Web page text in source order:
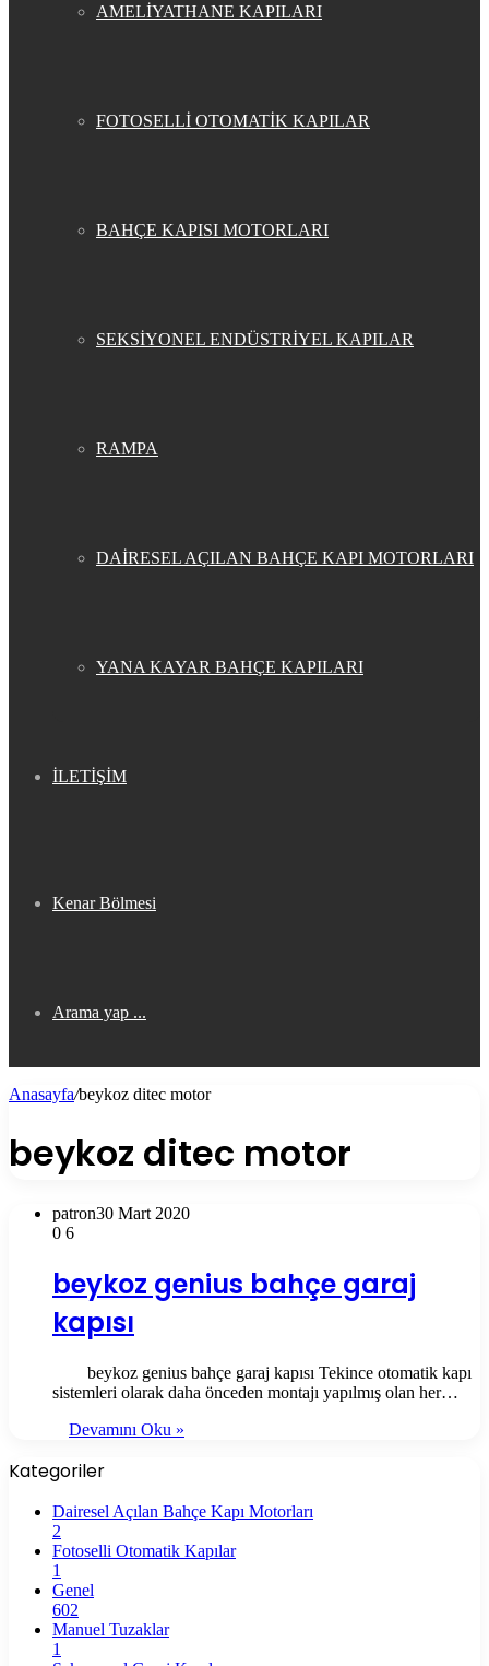
AMELİYATHANE KAPILARI
FOTOSELLİ OTOMATİK KAPILAR
BAHÇE KAPISI MOTORLARI
SEKSİYONEL ENDÜSTRİYEL KAPILAR
RAMPA
DAİRESEL AÇILAN BAHÇE KAPI MOTORLARI
YANA KAYAR BAHÇE KAPILARI
İLETİŞİM
Kenar Bölmesi
Arama yap ...
Anasayfa/beykoz ditec motor
beykoz ditec motor
patron30 Mart 2020
0 6
beykoz genius bahçe garaj
kapısı
beykoz genius bahçe garaj kapısı Tekince otomatik kapı
sistemleri olarak daha önceden montajı yapılmış olan her…
Devamını Oku »
Kategoriler
Dairesel Açılan Bahçe Kapı Motorları
2
Fotoselli Otomatik Kapılar
1
Genel
602
Manuel Tuzaklar
1